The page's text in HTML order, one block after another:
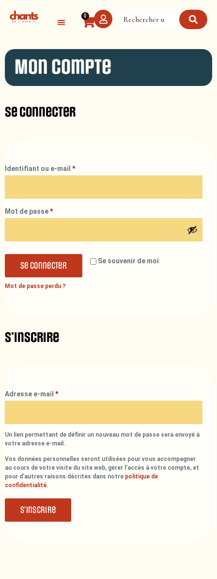
0
Mon compte
Se connecter
Identifiant ou e-mail *
Mot de passe*
Se souvenir de moi
Se connecter
Mot de passe perdu ?
S’inscrire
Adresse e-mail *
Un lien permettant de définir un nouveau mot de passe sera envoyé à
votre adresse e-mail.
Vos données personnelles seront utilisées pour vous accompagner
au cours de votre visite du site web, gérer l’accès à votre compte, et
pour d’autres raisons décrites dans notre politique de
confidentialité.
S’inscrire